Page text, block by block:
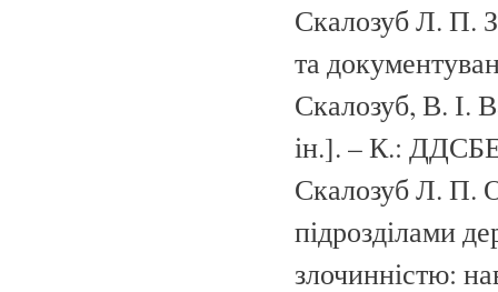
Скалозуб Л. П.
та
Скалозуб, В. І.
ін.]. – К.:
Скалозуб Л. П.
підрозділами
злочинністю: